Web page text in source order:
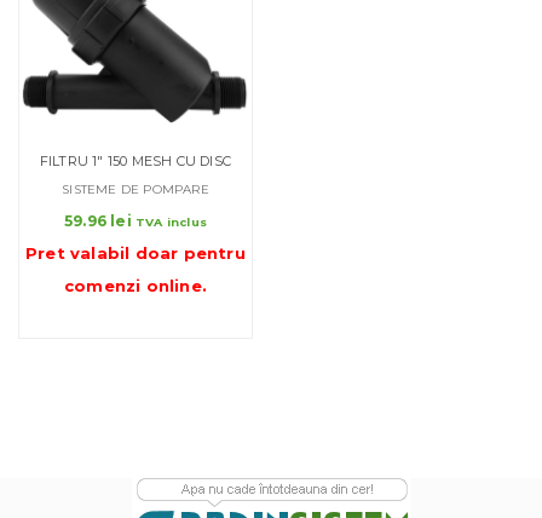
FILTRU 1″ 150 MESH CU DISC
SISTEME DE POMPARE
59.96 lei TVA inclus
Pret valabil doar pentru
comenzi online.